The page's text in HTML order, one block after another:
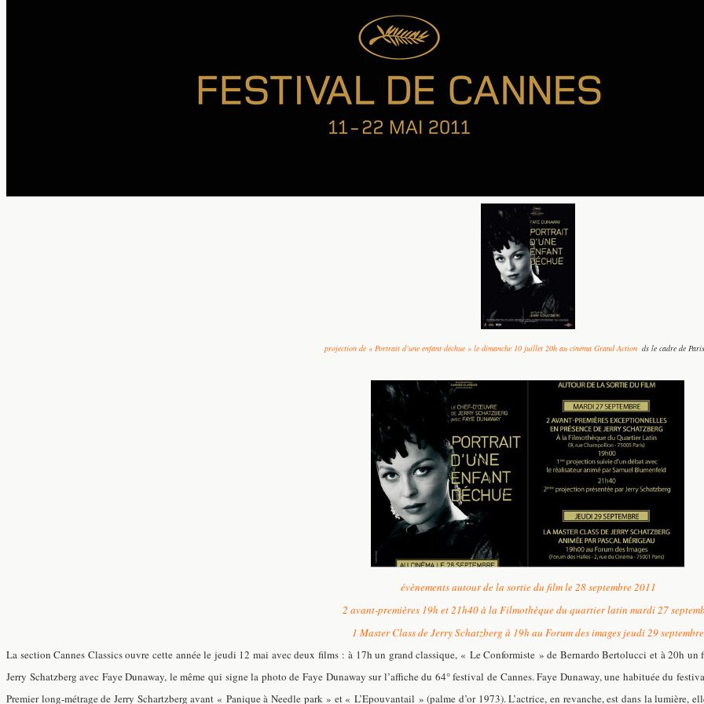
projection de « Portrait d’une enfant déchue » le dimanche 10 juillet 20h au cinéma Grand Action ds le cadre de
évènements autour de la sortie du film le 28 septembre 2011
2 avant-premières 19h et 21h40 à la Filmothèque du quartier latin mardi 27
1 Master Class de Jerry Schatzberg à 19h au Forum des images jeudi 29 septembre
La section Cannes Classics ouvre cette année le jeudi 12 mai avec deux films : à 17h un grand classique, « Le Conformiste » de Bernardo Bertolucci et à 20h
Jerry Schatzberg avec Faye Dunaway, le même qui signe la photo de Faye Dunaway sur l’affiche du 64° festival de Cannes. Faye Dunaway, une habituée du
Premier long-métragede Jerry Schartzbergavant « Panique à Needle park » et « L’Epouvantail » (palme d’or 1973). L’actrice, en revanche, est dans la lumière,